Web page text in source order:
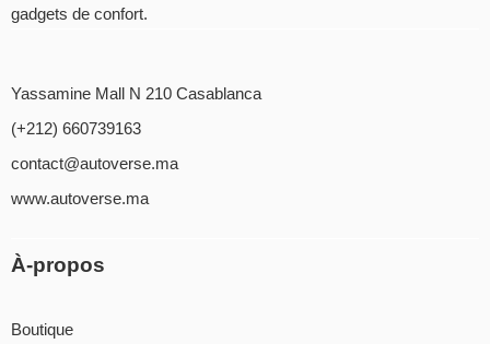
gadgets de confort.
Yassamine Mall N 210 Casablanca
(+212) 660739163
contact@autoverse.ma
www.autoverse.ma
À-propos
Boutique